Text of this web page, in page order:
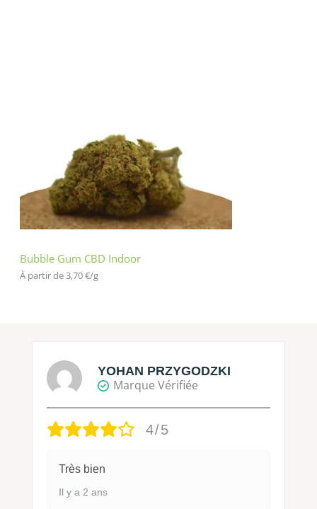
Bubble Gum CBD Indoor
À partir de 3,70€/g
YOHAN PRZYGODZKI
Marque Vérifiée
4/5
Très bien
Il y a 2 ans